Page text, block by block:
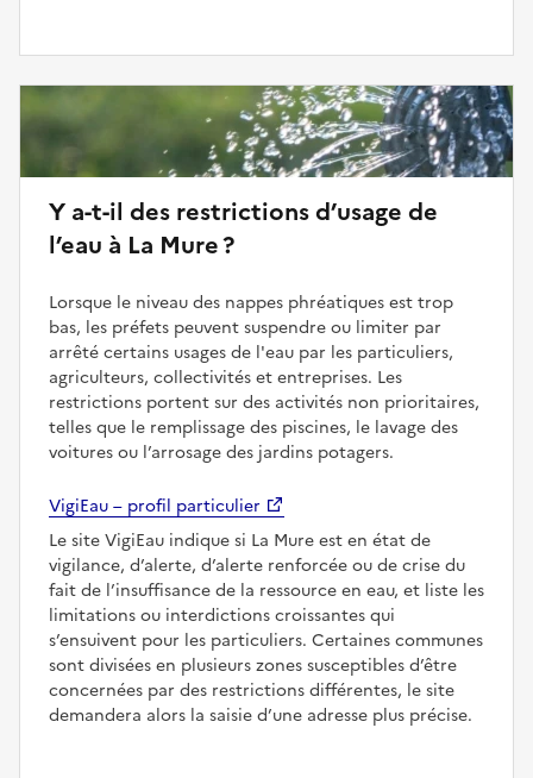
Y a-t-il des restrictions d’usage de
l’eau à La Mure ?
Lorsque le niveau des nappes phréatiques est trop
bas, les préfets peuvent suspendre ou limiter par
arrêté certains usages de l'eau par les particuliers,
agriculteurs, collectivités et entreprises. Les
restrictions portent sur des activités non prioritaires,
telles que le remplissage des piscines, le lavage des
voitures ou l’arrosage des jardins potagers.
VigiEau – profil particulier
Le site VigiEau indique si La Mure est en état de
vigilance, d’alerte, d’alerte renforcée ou de crise du
fait de l’insuffisance de la ressource en eau, et liste les
limitations ou interdictions croissantes qui
s’ensuivent pour les particuliers. Certaines communes
sont divisées en plusieurs zones susceptibles d’être
concernées par des restrictions différentes, le site
demandera alors la saisie d’une adresse plus précise.